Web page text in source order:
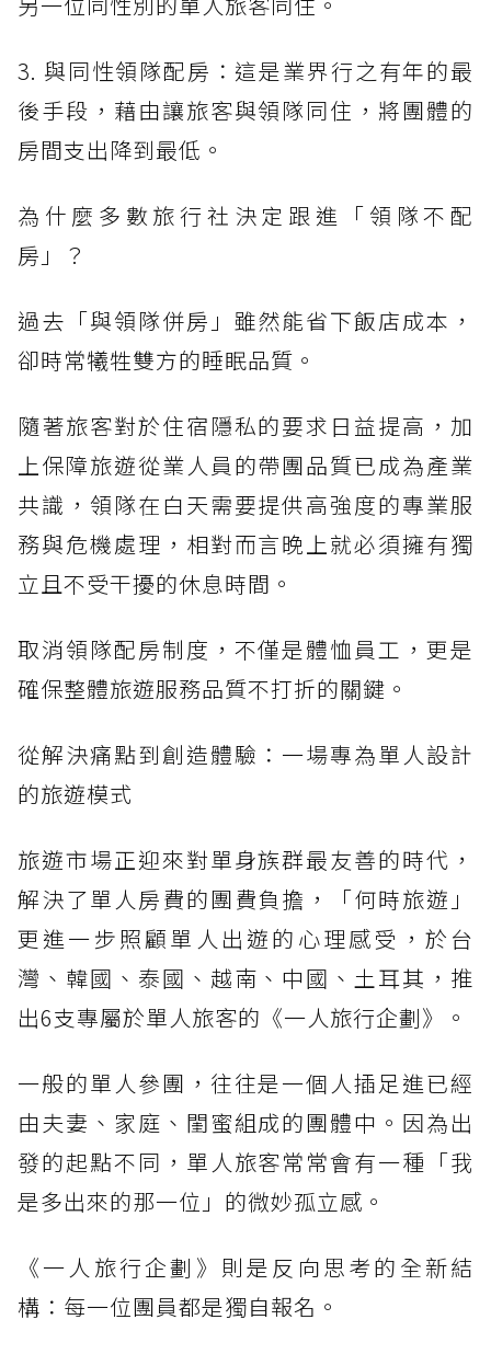
3. 與同性領隊配房：這是業界行之有年的最
後手段，藉由讓旅客與領隊同住，將團體的
房間支出降到最低。
為什麼多數旅行社決定跟進「領隊不配
房」？
過去「與領隊併房」雖然能省下飯店成本，
卻時常犧牲雙方的睡眠品質。
隨著旅客對於住宿隱私的要求日益提高，加
上保障旅遊從業人員的帶團品質已成為產業
共識，領隊在白天需要提供高強度的專業服
務與危機處理，相對而言晚上就必須擁有獨
立且不受干擾的休息時間。
取消領隊配房制度，不僅是體恤員工，更是
確保整體旅遊服務品質不打折的關鍵。
從解決痛點到創造體驗：一場專為單人設計
的旅遊模式
旅遊市場正迎來對單身族群最友善的時代，
解決了單人房費的團費負擔，「何時旅遊」
更進一步照顧單人出遊的心理感受，於台
灣、韓國、泰國、越南、中國、土耳其，推
出6支專屬於單人旅客的《一人旅行企劃》。
一般的單人參團，往往是一個人插足進已經
由夫妻、家庭、閨蜜組成的團體中。因為出
發的起點不同，單人旅客常常會有一種「我
是多出來的那一位」的微妙孤立感。
《一人旅行企劃》則是反向思考的全新結
構：每一位團員都是獨自報名。